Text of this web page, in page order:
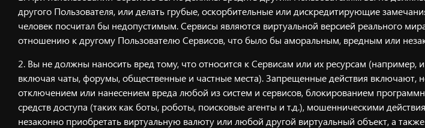
другого Пользователя, или делать грубые, оскорбительные или дискредитирующие
человек посчитал бы недопустимым. Сервисы являются виртуальной версией реального
отношению к другому Пользователю Сервисов, что было бы аморальным, вредным или
Вы не должны наносить вред тому, что относится к Сервисам или их ресурсам
включая чаты, форумы, общественные и частные места). Запрещенные действия включают,
отключением или нанесением вреда любой из систем и сервисов, блокированием
средств доступа (таких как боты, роботы, поисковые агенты и т.д.), мошенническими
незаконно приобретать виртуальную валюту или любой другой виртуальный объект, а